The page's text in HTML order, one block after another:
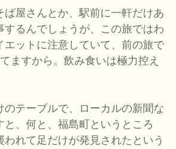
屋さんとか、駅前に一軒だけあ
するんでしょうが、この旅ではわ
エットに注意していて、前の旅で
ますから。飲み食いは極力控え
テーブルで、ローカルの新聞な
と、何と、福島町というところ
われて足だけが発見されたという